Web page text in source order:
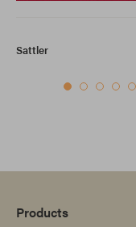
Sattler
Products